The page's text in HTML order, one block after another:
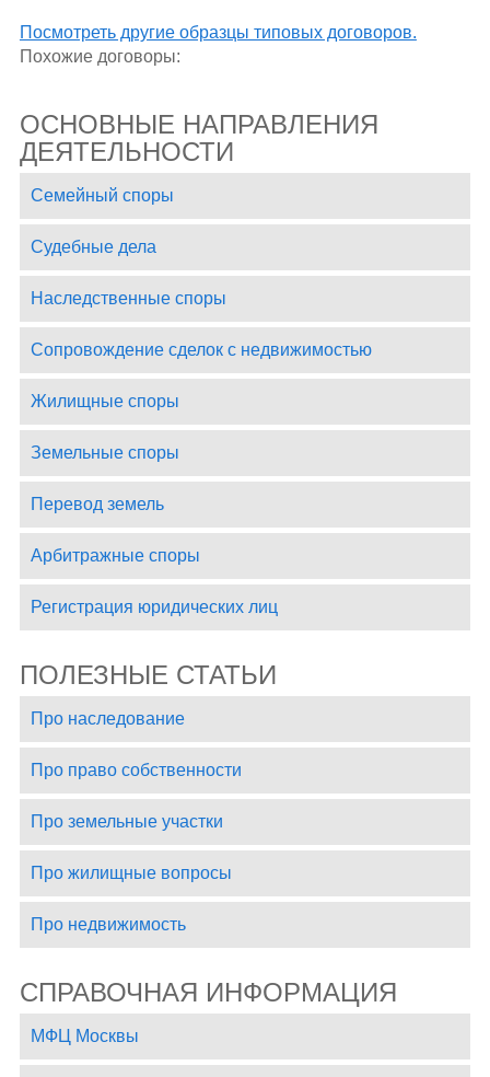
Посмотреть другие образцы типовых договоров.
Похожие договоры:
ОСНОВНЫЕ НАПРАВЛЕНИЯ
ДЕЯТЕЛЬНОСТИ
Семейный споры
Судебные дела
Наследственные споры
Сопровождение сделок с недвижимостью
Жилищные споры
Земельные споры
Перевод земель
Арбитражные споры
Регистрация юридических лиц
ПОЛЕЗНЫЕ СТАТЬИ
Про наследование
Про право собственности
Про земельные участки
Про жилищные вопросы
Про недвижимость
СПРАВОЧНАЯ ИНФОРМАЦИЯ
МФЦ Москвы